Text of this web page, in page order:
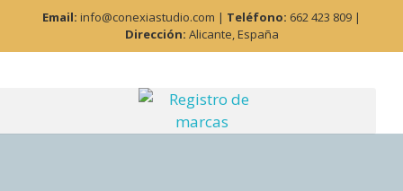
Email: info@conexiastudio.com | Teléfono: 662 423 809 |
Dirección: Alicante, España